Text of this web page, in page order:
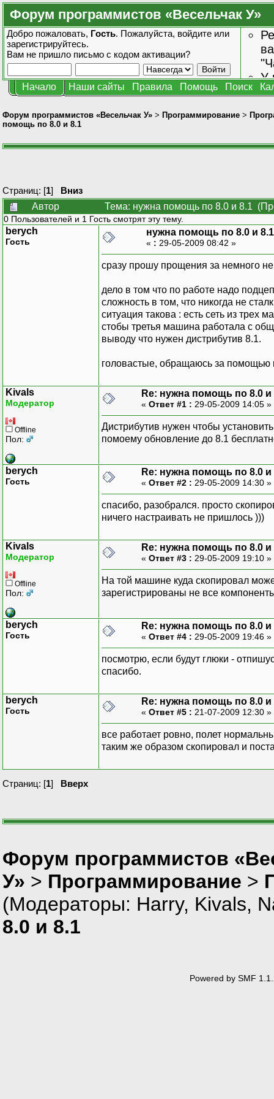
Форум программистов «Весельчак У»
Добро пожаловать, Гость. Пожалуйста, войдите или
зарегистрируйтесь.
Вам не пришло письмо с кодом активации?
У
Начало Наши сайты Правила Помощь Поиск
Форум программистов «Весельчак У» > Программирование >
помощь по 8.0 и 8.1
Страниц: [1] Вниз
Автор
Тема: нужна помощь по 8.0 и 8.1
0 Пользователей и 1 Гость смотрят эту тему.
berych
Гость
нужна помощь по 8.0 и 8.1
« : 29-05-2009 08:42 »
сразу прошу прощения за немного
дело в том что по работе надо
сложность в том, что никогда не
ситуация такова : есть сеть из трех
стобы третья машина работала с
выводу что нужен дистрибутив 8.1.
головастые, обращаюсь за
Kivals
Модератор
Offline
Пол:
Re: нужна помощь по 8.0 и
« Ответ #1 : 29-05-2009 14:05 »
Дистрибутив нужен чтобы
помоему обновление до 8.1
berych
Гость
Re: нужна помощь по 8.0 и
« Ответ #2 : 29-05-2009 14:30 »
спасибо, разобрался. просто
ничего настраивать не пришлось )))
Kivals
Модератор
Offline
Пол:
Re: нужна помощь по 8.0 и
« Ответ #3 : 29-05-2009 19:10 »
На той машине куда скопировал
зарегистрированы не все
berych
Гость
Re: нужна помощь по 8.0 и
« Ответ #4 : 29-05-2009 19:46 »
посмотрю, если будут глюки -
спасибо.
berych
Гость
Re: нужна помощь по 8.0 и
« Ответ #5 : 21-07-2009 12:30 »
все работает ровно, полет
таким же образом скопировал и
Страниц: [1] Вверх
Форум программистов
У» > Программирование >
(Модераторы: Harry, Kivals,
8.0 и 8.1
Powered by SMF